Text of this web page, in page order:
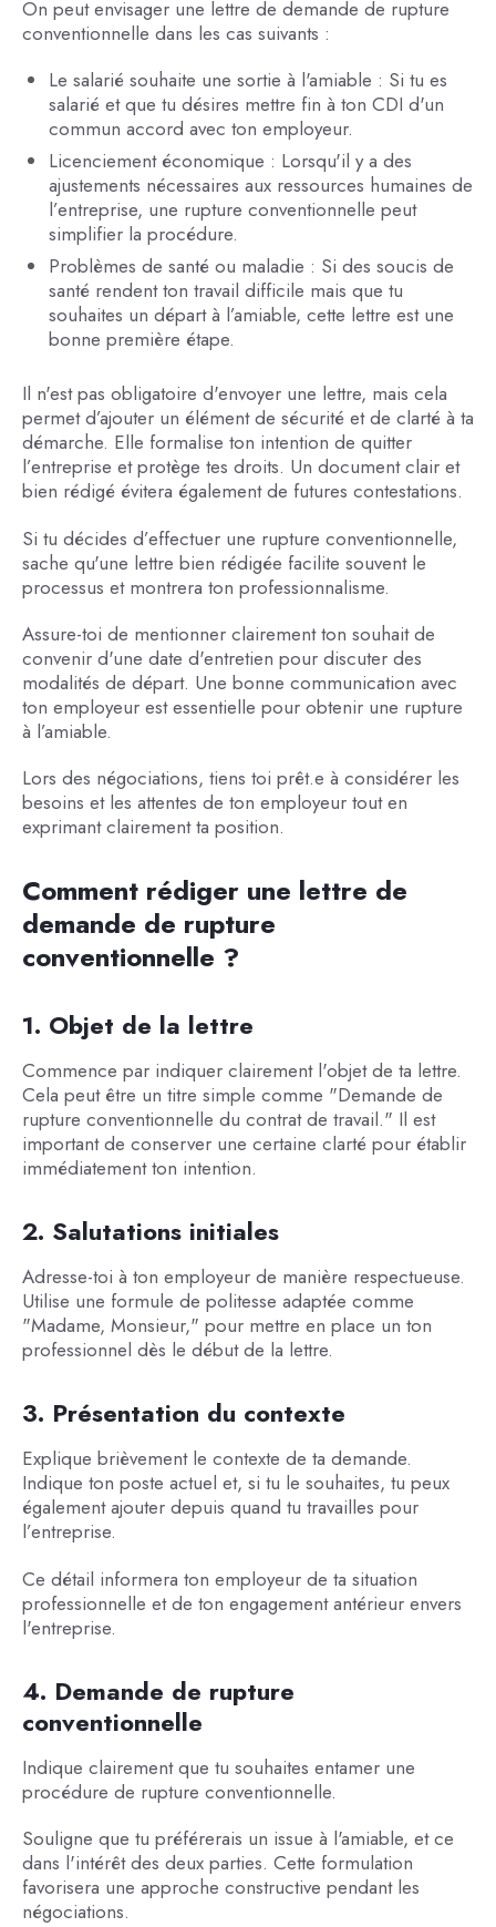
On peut envisager une lettre de demande de rupture
conventionnelle dans les cas suivants :
Le salarié souhaite une sortie à l'amiable : Si tu es
salarié et que tu désires mettre fin à ton CDI d'un
commun accord avec ton employeur.
Licenciement économique : Lorsqu'il y a des
ajustements nécessaires aux ressources humaines de
l’entreprise, une rupture conventionnelle peut
simplifier la procédure.
Problèmes de santé ou maladie : Si des soucis de
santé rendent ton travail difficile mais que tu
souhaites un départ à l’amiable, cette lettre est une
bonne première étape.
Il n'est pas obligatoire d'envoyer une lettre, mais cela
permet d’ajouter un élément de sécurité et de clarté à ta
démarche. Elle formalise ton intention de quitter
l’entreprise et protège tes droits. Un document clair et
bien rédigé évitera également de futures contestations.
Si tu décides d’effectuer une rupture conventionnelle,
sache qu'une lettre bien rédigée facilite souvent le
processus et montrera ton professionnalisme.
Assure-toi de mentionner clairement ton souhait de
convenir d'une date d'entretien pour discuter des
modalités de départ. Une bonne communication avec
ton employeur est essentielle pour obtenir une rupture
à l’amiable.
Lors des négociations, tiens toi prêt.e à considérer les
besoins et les attentes de ton employeur tout en
exprimant clairement ta position.
Comment rédiger une lettre de
demande de rupture
conventionnelle ?
1. Objet de la lettre
Commence par indiquer clairement l'objet de ta lettre.
Cela peut être un titre simple comme "Demande de
rupture conventionnelle du contrat de travail." Il est
important de conserver une certaine clarté pour établir
immédiatement ton intention.
2. Salutations initiales
Adresse-toi à ton employeur de manière respectueuse.
Utilise une formule de politesse adaptée comme
"Madame, Monsieur," pour mettre en place un ton
professionnel dès le début de la lettre.
3. Présentation du contexte
Explique brièvement le contexte de ta demande.
Indique ton poste actuel et, si tu le souhaites, tu peux
également ajouter depuis quand tu travailles pour
l’entreprise.
Ce détail informera ton employeur de ta situation
professionnelle et de ton engagement antérieur envers
l'entreprise.
4. Demande de rupture
conventionnelle
Indique clairement que tu souhaites entamer une
procédure de rupture conventionnelle.
Souligne que tu préférerais un issue à l'amiable, et ce
dans l'intérêt des deux parties. Cette formulation
favorisera une approche constructive pendant les
négociations.